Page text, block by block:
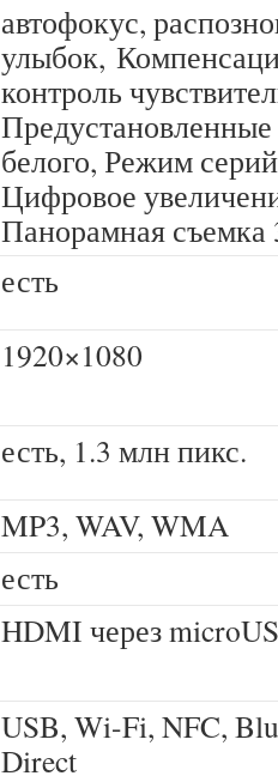
автофокус,
улыбок,
контроль
белого, Режим
Цифровое
Панорамная съемка
есть
1920×1080
есть, 1.3 млн пикс.
MP3, WAV, WMA
есть
HDMI через
USB, Wi-Fi, NFC,
Direct